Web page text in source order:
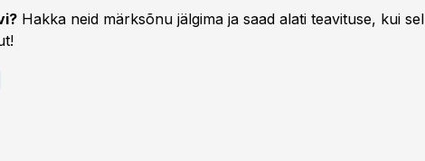
Hakka neid märksõnu jälgima ja saad alati teavituse, kui sel